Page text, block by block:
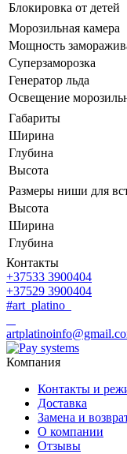
Блокировка от детей
Морозильная камера
Мощность
Суперзаморозка
Генератор льда
Освещение
Габариты
Ширина
Глубина
Высота
Размеры ниши для
Высота
Ширина
Глубина
Контакты
+37533 3900404
+37529 3900404
#art_platino
Компания
Контакты и
Доставка
Замена и
О компании
Отзывы